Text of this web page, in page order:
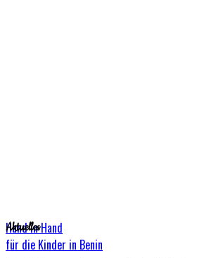
Hand in Hand
für die Kinder in Benin
Aktuelles